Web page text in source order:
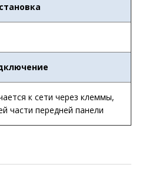
к сети через клеммы,
части передней панели